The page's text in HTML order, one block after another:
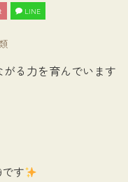
LINE
る力を育んでいます
す